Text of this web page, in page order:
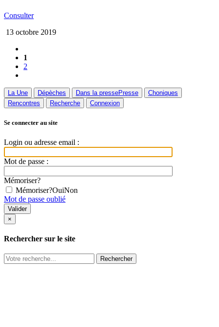
Consulter
13 octobre 2019
1
2
La Une Dépèches Dans la pressePresse
Choniques
Rencontres
Recherche Connexion
Se connecter au site
Login ou adresse email :
Mot de passe :
Mémoriser?
Mémoriser?OuiNon
Mot de passe oublié
×
Rechercher sur le site